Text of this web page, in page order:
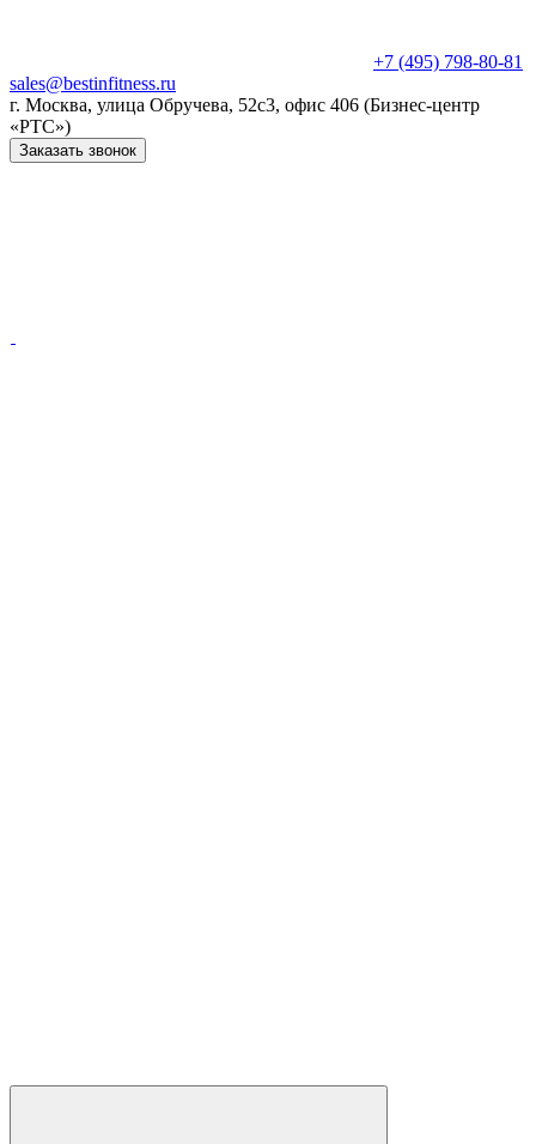
+7 (495) 798-80-81
sales@bestinfitness.ru
г. Москва, улица Обручева, 52с3, офис 406 (Бизнес-центр
«РТС»)
Заказать звонок